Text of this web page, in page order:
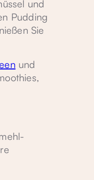
und
Pudding
Sie
und